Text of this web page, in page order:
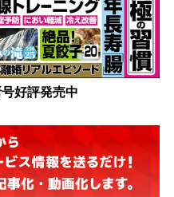
好評発売中